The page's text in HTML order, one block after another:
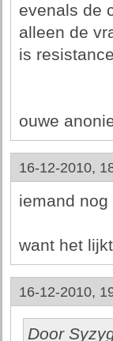
evenals de
alleen de
is
ouwe
16-12-2010,
iemand
want het
16-12-2010,
Door